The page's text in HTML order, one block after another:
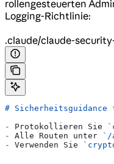
rollengesteuerten
Logging-Richtlinie:
.claude/claude-
#
-
Protokollieren Sie
-
Alle Routen unter `/
-
Verwenden Sie